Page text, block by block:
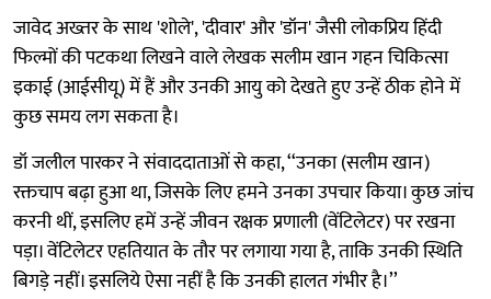
जावेद अख्तर के साथ 'शोले', 'दीवार' और 'डॉन' जैसी लोकप्रिय हिंदी
फिल्मों की पटकथा लिखने वाले लेखक सलीम खान गहन चिकित्सा
इकाई (आईसीयू) में हैं और उनकी आयु को देखते हुए उन्हें ठीक होने में
कुछ समय लग सकता है।
डॉ जलील पारकर ने संवाददाताओं से कहा, ‘‘उनका (सलीम खान)
रक्तचाप बढ़ा हुआ था, जिसके लिए हमने उनका उपचार किया। कुछ जांच
करनी थीं, इसलिए हमें उन्हें जीवन रक्षक प्रणाली (वेंटिलेटर) पर रखना
पड़ा। वेंटिलेटर एहतियात के तौर पर लगाया गया है, ताकि उनकी स्थिति
बिगड़े नहीं। इसलिये ऐसा नहीं है कि उनकी हालत गंभीर है।’’